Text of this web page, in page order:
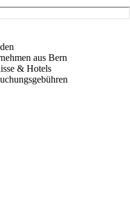
aus Bern
& Hotels